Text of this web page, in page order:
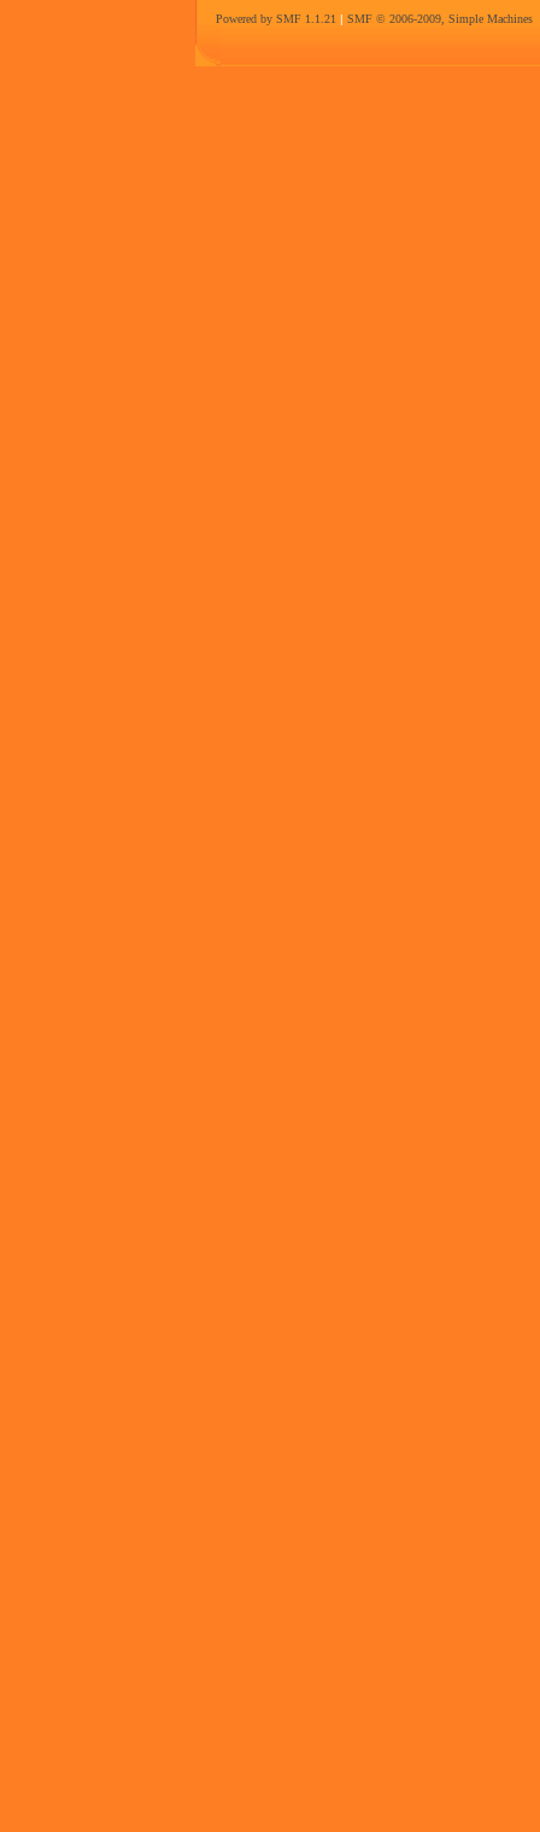
Powered by SMF 1.1.21 | SMF © 2006-2009, Simple Machines